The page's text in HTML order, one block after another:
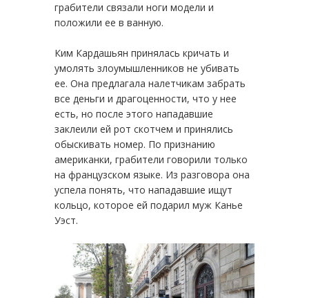
грабители связали ноги модели и
положили ее в ванную.
Ким Кардашьян принялась кричать и
умолять злоумышленников не убивать
ее. Она предлагала налетчикам забрать
все деньги и драгоценности, что у нее
есть, но после этого нападавшие
заклеили ей рот скотчем и принялись
обыскивать номер. По признанию
американки, грабители говорили только
на французском языке. Из разговора она
успела понять, что нападавшие ищут
кольцо, которое ей подарил муж Канье
Уэст.